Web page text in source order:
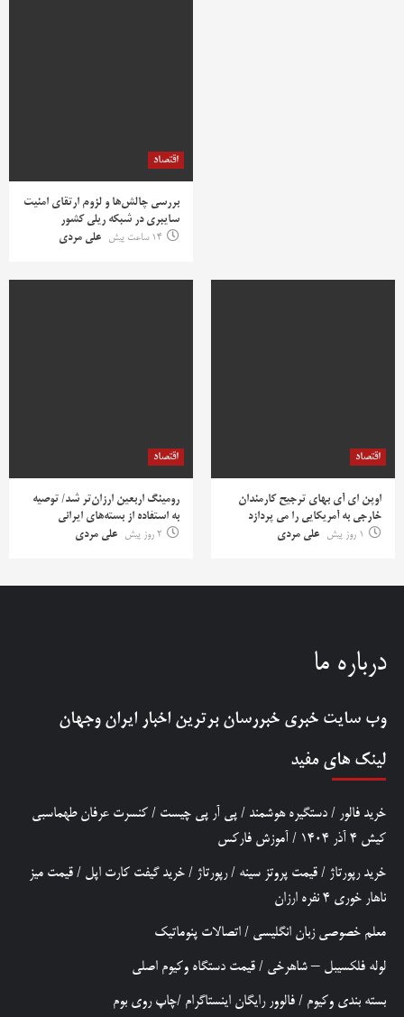
اقتصاد
بررسی چالش‌ها و لزوم ارتقای امنیت
سایبری در شبکه ریلی کشور
14 ساعت پیش
علی مردی
اقتصاد
اوپن ای آی بهای ترجیح کارمندان
خارجی به آمریکایی را می پردازد
1 روز پیش
علی مردی
اقتصاد
رومینگ اربعین ارزان‌تر شد/ توصیه
به استفاده از بسته‌های ایرانی
2 روز پیش
علی مردی
درباره ما
وب سایت خبری خبررسان برترین اخبار ایران وجهان
لینک های مفید
خرید فالور / دستگیره هوشمند / پی آر پی چیست / کنسرت عرفان طهماسبی
کیش 4 آذر 1404
/ آموزش فارکس
خرید رپورتاژ / قیمت پروتز سینه /رپورتاژ / خرید گیفت کارت اپل / قیمت میز
ناهار خوری 4 نفره ارزان
معلم خصوصی زبان انگلیسی / اتصالات پنوماتیک
لوله فلکسیبل – شاهرخی / قیمت دستگاه وکیوم اصلی
بسته بندی وکیوم / فالوور رایگان اینستاگرام /چاپ روی بوم